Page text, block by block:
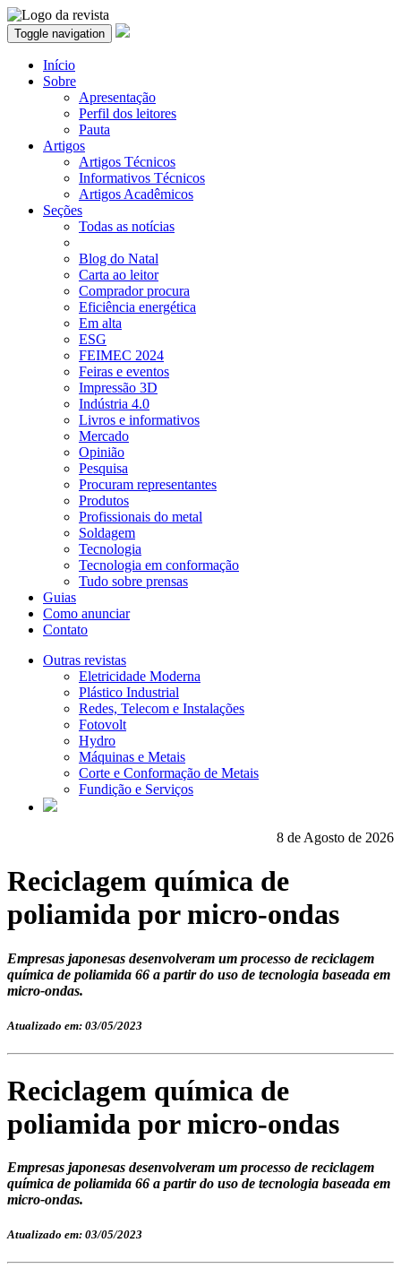
Toggle navigation
Início
Sobre
Apresentação
Perfil dos leitores
Pauta
Artigos
Artigos Técnicos
Informativos Técnicos
Artigos Acadêmicos
Seções
Todas as notícias
Blog do Natal
Carta ao leitor
Comprador procura
Eficiência energética
Em alta
ESG
FEIMEC 2024
Feiras e eventos
Impressão 3D
Indústria 4.0
Livros e informativos
Mercado
Opinião
Pesquisa
Procuram representantes
Produtos
Profissionais do metal
Soldagem
Tecnologia
Tecnologia em conformação
Tudo sobre prensas
Guias
Como anunciar
Contato
Outras revistas
Eletricidade Moderna
Plástico Industrial
Redes, Telecom e Instalações
Fotovolt
Hydro
Máquinas e Metais
Corte e Conformação de Metais
Fundição e Serviços
8 de Agosto de 2026
Reciclagem química de
poliamida por micro-ondas
Empresas japonesas desenvolveram um processo de reciclagem
química de poliamida 66 a partir do uso de tecnologia baseada em
micro-ondas.
Atualizado em: 03/05/2023
Reciclagem química de
poliamida por micro-ondas
Empresas japonesas desenvolveram um processo de reciclagem
química de poliamida 66 a partir do uso de tecnologia baseada em
micro-ondas.
Atualizado em: 03/05/2023